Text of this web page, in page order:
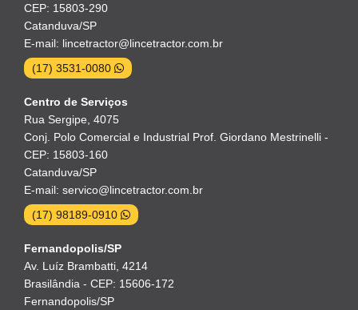
CEP: 15803-290
Catanduva/SP
E-mail: lincetractor@lincetractor.com.br
(17) 3531-0080
Centro de Serviços
Rua Sergipe, 4075
Conj. Polo Comercial e Industrial Prof. Giordano Mestrinelli -
CEP: 15803-160
Catanduva/SP
E-mail: servico@lincetractor.com.br
(17) 98189-0910
Fernandopolis/SP
Av. Luíz Brambatti, 4214
Brasilândia - CEP: 15606-172
Fernandopolis/SP